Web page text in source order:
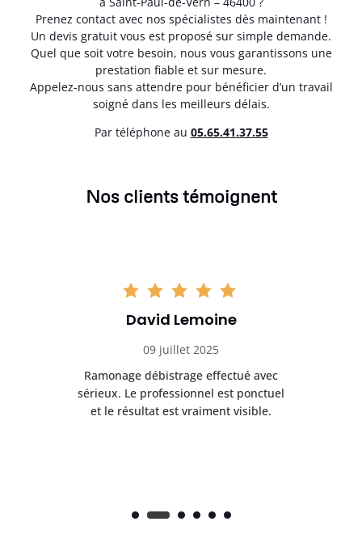
Prenez contact avec nos spécialistes dès maintenant !
Un devis gratuit vous est proposé sur simple demande.
Quel que soit votre besoin, nous vous garantissons une
prestation fiable et sur mesure.
Appelez-nous sans attendre pour bénéficier d’un travail
soigné dans les meilleurs délais.
Par téléphone au 05.65.41.37.55
Nos clients témoignent
David Lemoine
09 juillet 2025
Ramonage débistrage effectué avec
sérieux. Le professionnel est ponctuel
et le résultat est vraiment visible.